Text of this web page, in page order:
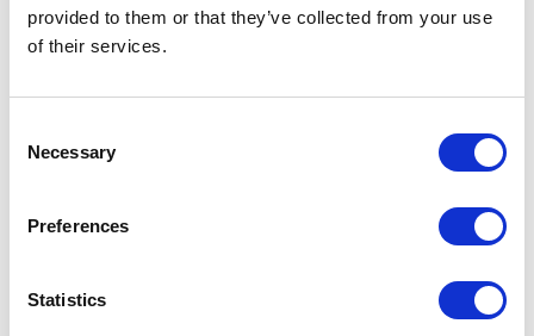
provided to them or that they’ve collected from your use
of their services.
Selection
Necessary
Preferences
Statistics
Flagship store New York
102 Madison Avenue
newyork@rimadesio.us
→ Mehr sehen
Avenue Rapp 25